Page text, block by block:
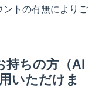
トの有無によりご
持ちの方（AI
いただけま